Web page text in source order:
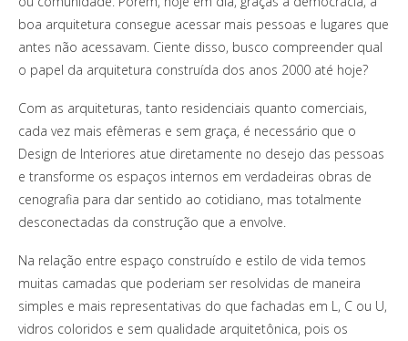
boa arquitetura consegue acessar mais pessoas e lugares que
antes não acessavam. Ciente disso, busco compreender qual
o papel da arquitetura construída dos anos 2000 até hoje?
Com as arquiteturas, tanto residenciais quanto comerciais,
cada vez mais efêmeras e sem graça, é necessário que o
Design de Interiores atue diretamente no desejo das pessoas
e transforme os espaços internos em verdadeiras obras de
cenografia para dar sentido ao cotidiano, mas totalmente
desconectadas da construção que a envolve.
Na relação entre espaço construído e estilo de vida temos
muitas camadas que poderiam ser resolvidas de maneira
simples e mais representativas do que fachadas em L, C ou U,
vidros coloridos e sem qualidade arquitetônica, pois os